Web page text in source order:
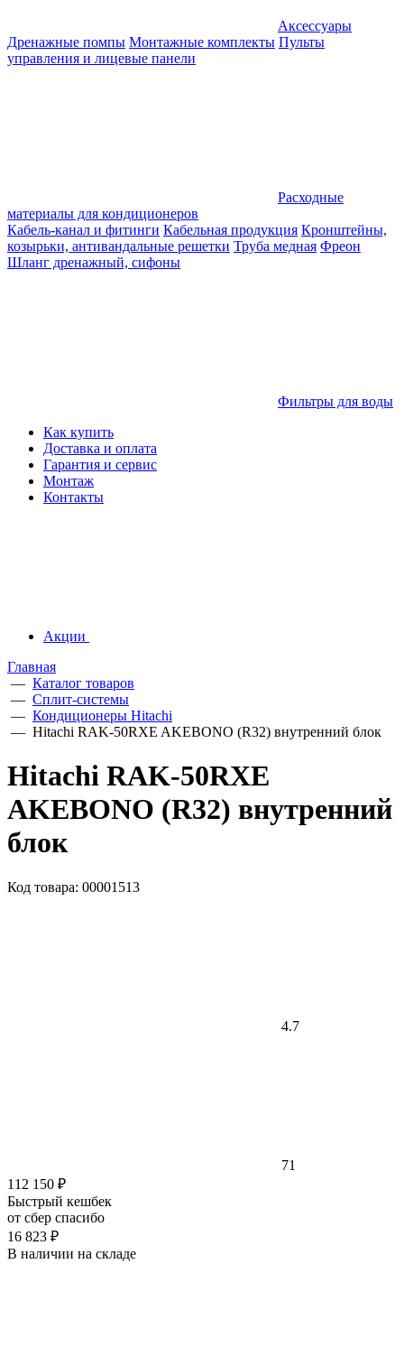
Аксессуары
Дренажные помпы Монтажные комплекты Пульты
управления и лицевые панели
Расходные
материалы для кондиционеров
Кабель-канал и фитинги Кабельная продукция Кронштейны,
козырьки, антивандальные решетки Труба медная Фреон
Шланг дренажный, сифоны
Фильтры для воды
Как купить
Доставка и оплата
Гарантия и сервис
Монтаж
Контакты
Акции
Главная
— Каталог товаров
— Сплит-системы
— Кондиционеры Hitachi
— Hitachi RAK-50RXE AKEBONO (R32) внутренний блок
Hitachi RAK-50RXE
AKEBONO (R32) внутренний
блок
Код товара: 00001513
4.7
71
112 150 ₽
Быстрый кешбек
от сбер спасибо
16 823 ₽
В наличии на складе